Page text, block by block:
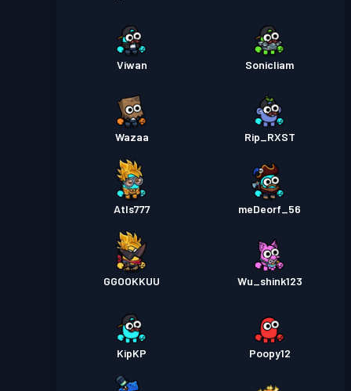
Viwan Sonicliam
Wazaa Rip_RXST
Atls777 meDeorf_56
GGOOKKUU Wu_shink123
KipKP Poopy12